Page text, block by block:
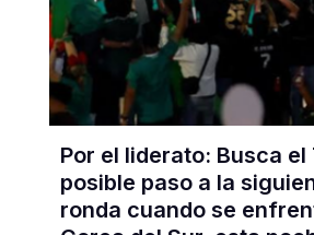
Por el liderato: Busca el
posible paso a la
ronda cuando se